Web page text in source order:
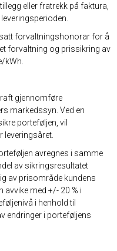
eller fratrekk på faktura,
forvaltningshonorar for å
forvaltning og prissikring av
kWh.
gjennomføre
markedssyn. Ved en
porteføljen, vil
leveringsåret.
avregnes i samme
av sikringsresultatet
av prisområde kundens
avvike med +/- 20 % i
i henhold til
endringer i porteføljens